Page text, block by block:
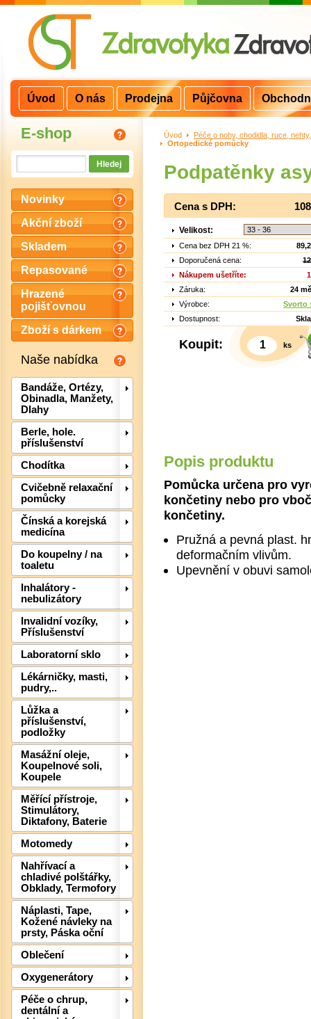
E-shop
Novinky
Akční zboží
Skladem
Repasované
Hrazené
pojišťovnou
Zboží s dárkem
Naše nabídka
Bandáže, Ortézy,
Obinadla, Manžety,
Dlahy
Berle, hole.
příslušenství
Chodítka
Cvičebně relaxační
pomůcky
Čínská a korejská
medicína
Do koupelny / na
toaletu
Inhalátory -
nebulizátory
Invalidní vozíky,
Příslušenství
Laboratorní sklo
Lékárničky, masti,
pudry,..
Lůžka a
příslušenství,
podložky
Masážní oleje,
Koupelnové soli,
Koupele
Měřící přístroje,
Stimulátory,
Diktafony, Baterie
Motomedy
Nahřívací a
chladivé polštářky,
Obklady, Termofory
Náplasti, Tape,
Kožené návleky na
prsty, Páska oční
Oblečení
Oxygenerátory
Péče o chrup,
dentální a
Úvod >
Péče o nohy, chodidla, ruce,
Ortopedické pomůcky
Podpatěnky
Cena s DPH:
Velikost:
Cena bez DPH 21 %:
Doporučená cena:
Nákupem ušetříte:
Záruka:
24
Výrobce:
Svorto
Dostupnost:
Koupit: ks
Popis produktu
Pomůcka určena pro
končetiny nebo pro
končetiny.
Pružná a pevná plast.
deformačním vlivům.
Upevnění v obuvi
Úvod O nás Prodejna Půjčovna